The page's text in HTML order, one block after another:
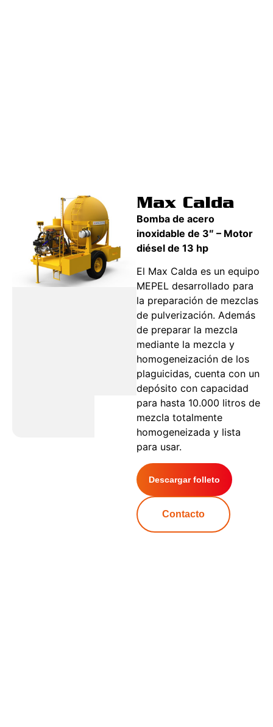
Max Calda
Bomba de acero
inoxidable de 3″ – Motor
diésel de 13 hp
El Max Calda es un equipo
MEPEL desarrollado para
la preparación de mezclas
de pulverización. Además
de preparar la mezcla
mediante la mezcla y
homogeneización de los
plaguicidas, cuenta con un
depósito con capacidad
para hasta 10.000 litros de
mezcla totalmente
homogeneizada y lista
para usar.
Descargar folleto
Contacto